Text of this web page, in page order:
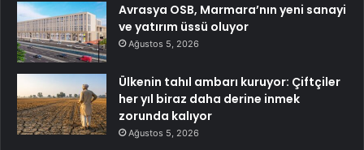
Avrasya OSB, Marmara’nın yeni sanayi
ve yatırım üssü oluyor
Ağustos 5, 2026
Ülkenin tahıl ambarı kuruyor: Çiftçiler
her yıl biraz daha derine inmek
zorunda kalıyor
Ağustos 5, 2026